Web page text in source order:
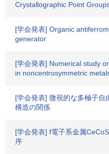
Crystallographic Point
[学会発表] Organic
generator
[学会発表] Numerical study
in noncentrosymmetric
[学会発表] 微視的な多極子自
構造の関係
[学会発表] f電子系金属
序